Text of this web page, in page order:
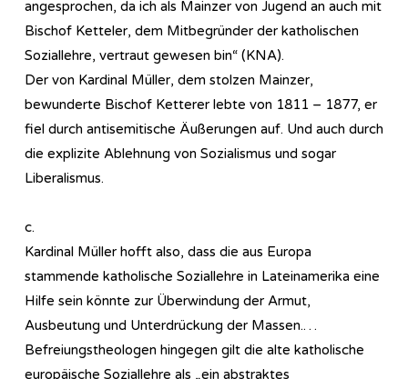
angesprochen, da ich als Mainzer von Jugend an auch mit
Bischof Ketteler, dem Mitbegründer der katholischen
Soziallehre, vertraut gewesen bin“ (KNA).
Der von Kardinal Müller, dem stolzen Mainzer,
bewunderte Bischof Ketterer lebte von 1811 – 1877, er
fiel durch antisemitische Äußerungen auf. Und auch durch
die explizite Ablehnung von Sozialismus und sogar
Liberalismus.
c.
Kardinal Müller hofft also, dass die aus Europa
stammende katholische Soziallehre in Lateinamerika eine
Hilfe sein könnte zur Überwindung der Armut,
Ausbeutung und Unterdrückung der Massen.…
Befreiungstheologen hingegen gilt die alte katholische
europäische Soziallehre als „ein abstraktes